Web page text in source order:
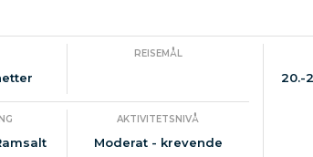
REISEMÅL
AKTIVITETSNIVÅ
Moderat - krevende
20.-